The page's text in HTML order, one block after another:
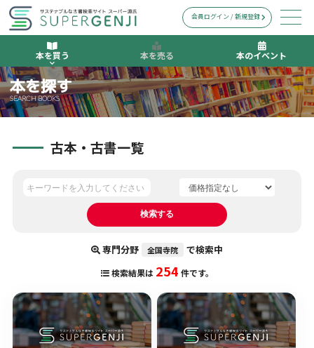
本を買う 本を売る 本のイベント
会員ログイン / 新規登録
本を探す
SEARCH BOOKS
古本・古書一覧
専門分野 全国寺院 で検索中
検索結果は 254 件です。